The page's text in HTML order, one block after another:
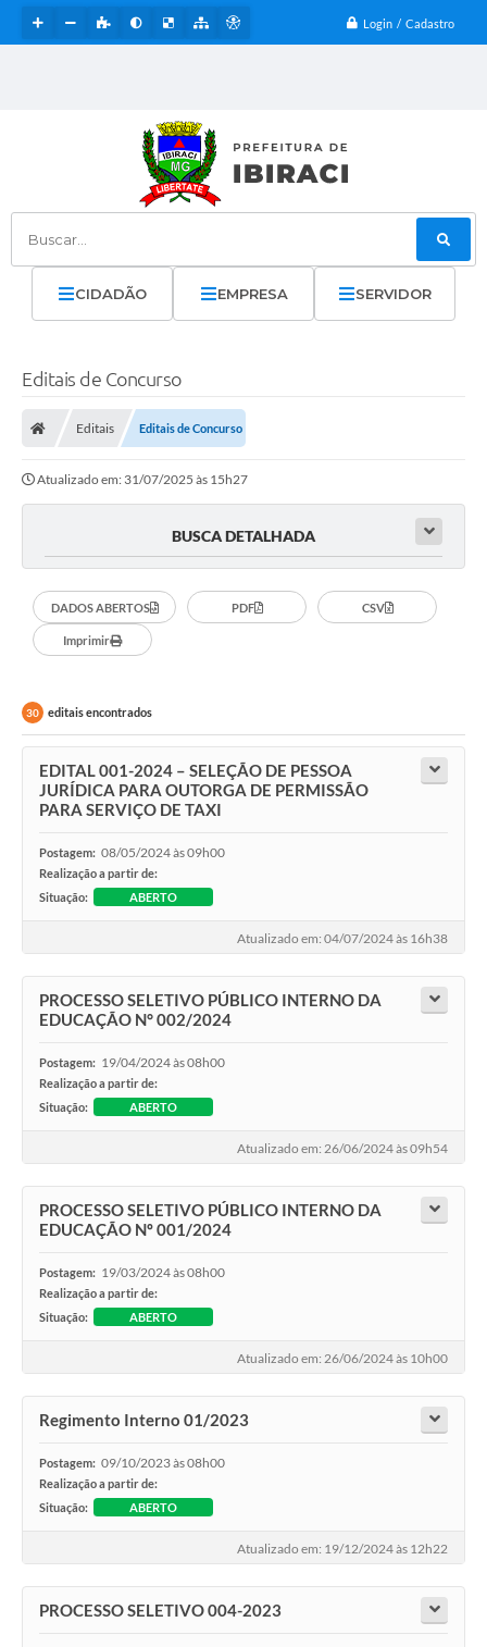
Login / Cadastro
Buscar...
CIDADÃO EMPRESA SERVIDOR
Editais de Concurso
Editais Editais de Concurso
Atualizado em: 31/07/2025 às 15h27
BUSCA DETALHADA
DADOS ABERTOS PDF CSV
Imprimir
30 editais encontrados
EDITAL 001-2024 – SELEÇÃO DE PESSOA
JURÍDICA PARA OUTORGA DE PERMISSÃO
PARA SERVIÇO DE TAXI
Postagem: 08/05/2024 às 09h00
Realização a partir de:
Situação:
ABERTO
Atualizado em: 04/07/2024 às 16h38
PROCESSO SELETIVO PÚBLICO INTERNO DA
EDUCAÇÃO N° 002/2024
Postagem: 19/04/2024 às 08h00
Realização a partir de:
Situação:
ABERTO
Atualizado em: 26/06/2024 às 09h54
PROCESSO SELETIVO PÚBLICO INTERNO DA
EDUCAÇÃO Nº 001/2024
Postagem: 19/03/2024 às 08h00
Realização a partir de:
Situação:
ABERTO
Atualizado em: 26/06/2024 às 10h00
Regimento Interno 01/2023
Postagem: 09/10/2023 às 08h00
Realização a partir de:
Situação:
ABERTO
Atualizado em: 19/12/2024 às 12h22
PROCESSO SELETIVO 004-2023